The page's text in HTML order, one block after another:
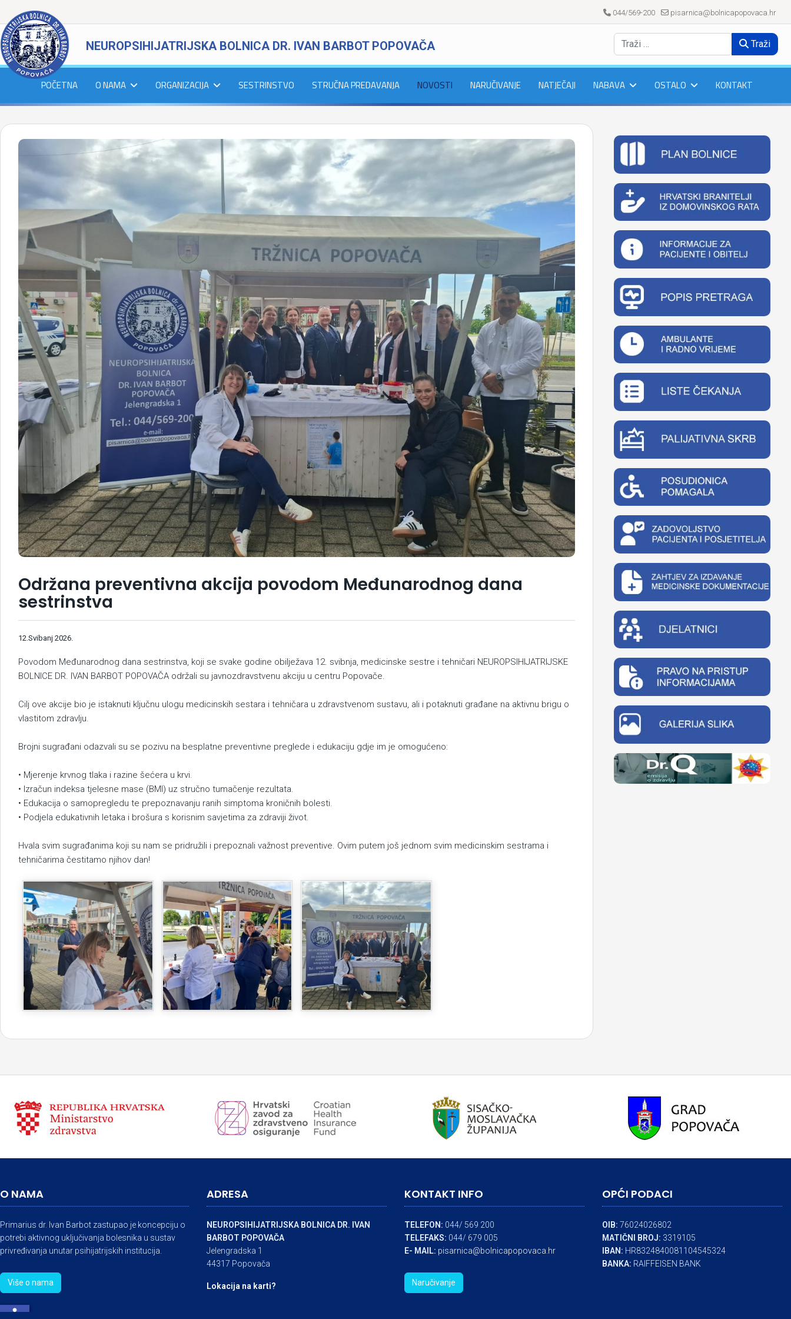
044/569-200 pisarnica@bolnicapopovaca.hr
NEUROPSIHIJATRIJSKA BOLNICA DR. IVAN BARBOT POPOVAČA Traži
POČETNA O NAMA ORGANIZACIJA SESTRINSTVO STRUČNA PREDAVANJA NOVOSTI NARUČIVANJE NATJEČAJI NABAVA OSTALO KONTAKT
Održana preventivna akcija povodom Međunarodnog dana
sestrinstva
12.Svibanj 2026.
Povodom Međunarodnog dana sestrinstva, koji se svake godine obilježava 12. svibnja, medicinske sestre i tehničari NEUROPSIHIJATRIJSKE
BOLNICE DR. IVAN BARBOT POPOVAČA održali su javnozdravstvenu akciju u centru Popovače.
Cilj ove akcije bio je istaknuti ključnu ulogu medicinskih sestara i tehničara u zdravstvenom sustavu, ali i potaknuti građane na aktivnu brigu o
vlastitom zdravlju.
Brojni sugrađani odazvali su se pozivu na besplatne preventivne preglede i edukaciju gdje im je omogućeno:
• Mjerenje krvnog tlaka i razine šećera u krvi.
• Izračun indeksa tjelesne mase (BMI) uz stručno tumačenje rezultata.
• Edukacija o samopregledu te prepoznavanju ranih simptoma kroničnih bolesti.
• Podjela edukativnih letaka i brošura s korisnim savjetima za zdraviji život.
Hvala svim sugrađanima koji su nam se pridružili i prepoznali važnost preventive. Ovim putem još jednom svim medicinskim sestrama i
tehničarima čestitamo njihov dan!
O NAMA
Primarius dr. Ivan Barbot zastupao je koncepciju o
potrebi aktivnog uključivanja bolesnika u sustav
privređivanja unutar psihijatrijskih institucija.
Više o nama
ADRESA
NEUROPSIHIJATRIJSKA BOLNICA DR. IVAN
BARBOT POPOVAČA
Jelengradska 1
44317 Popovača
Lokacija na karti?
KONTAKT INFO
TELEFON: 044/ 569 200
TELEFAKS: 044/ 679 005
E- MAIL: pisarnica@bolnicapopovaca.hr
Naručivanje
OPĆI PODACI
OIB: 76024026802
MATIČNI BROJ: 3319105
IBAN: HR8324840081104545324
BANKA: RAIFFEISEN BANK